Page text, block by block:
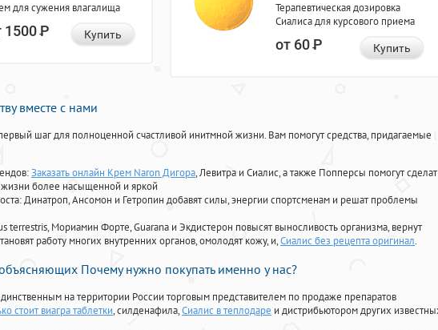
для сужения влагалища
1500Р Купить
Терапевтическая дозировка
Сиалиса для курсового приема
от 60Р Купить
вместе с нами
шаг для полноценной счастливой инитмной жизни. Вам помогут средства, придагаемые
Заказать онлайн Крем Naron Дигора, Левитра и Сиалис, а также Попперсы помогут
более насыщенной и яркой
: Динатроп, Ансомон и Гетропин добавят силы, энергии спортсменам и решат проблемы
terrestris, Мориамин Форте, Guarana и Экдистерон повысят выносливость организма, вернут
работу многих внутренних органов, омолодят кожу, и,Сиалис без рецепта оригинал.
Почему нужно покупать именно у нас?
на территории России торговым представителем по продаже препаратов
стоит виагра таблетки, силденафила,Сиалис в теплодаре и дистрибьютором других